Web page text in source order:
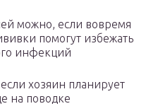
можно, если вовремя
помогут избежать
инфекций
хозяин планирует
на поводке